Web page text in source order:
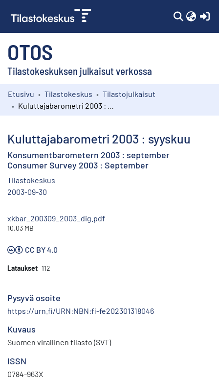
OTOS
Tilastokeskuksen julkaisut verkossa
Kokoelmat
Etusivu Tilastokeskus
Tilastojulkaisut
Kuluttajabarometri 2003 : syyskuu
Konsumentbarometern 2003 : september
Consumer Survey 2003 : September
Tilastokeskus
2003-09-30
xkbar_200309_2003_dig.pdf
10.03 MB
CC BY 4.0
Lataukset 112
Pysyvä osoite
https://urn.fi/URN:NBN:fi-fe202301318046
Kuvaus
Suomen virallinen tilasto (SVT)
ISSN
0784-963X